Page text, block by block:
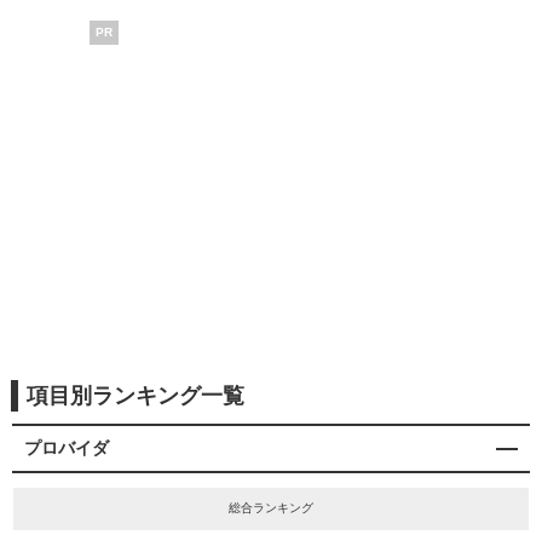
PR
項目別ランキング一覧
プロバイダ
総合ランキング